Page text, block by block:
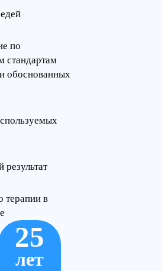
по
стандартам
обоснованных
терапии в
25
лет